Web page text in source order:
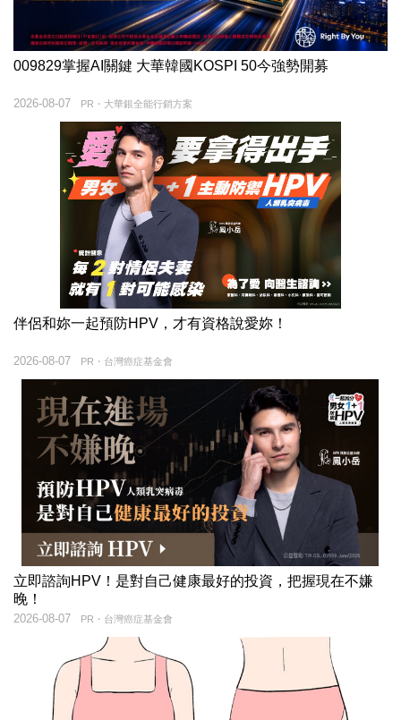
009829掌握AI關鍵 大華韓國KOSPI 50今強勢開募
PR・大華銀全能行銷方案
2026-08-07
伴侶和妳一起預防HPV，才有資格說愛妳！
PR・台灣癌症基金會
2026-08-07
立即諮詢HPV！是對自己健康最好的投資，把握現在不嫌
晚！
PR・台灣癌症基金會
2026-08-07